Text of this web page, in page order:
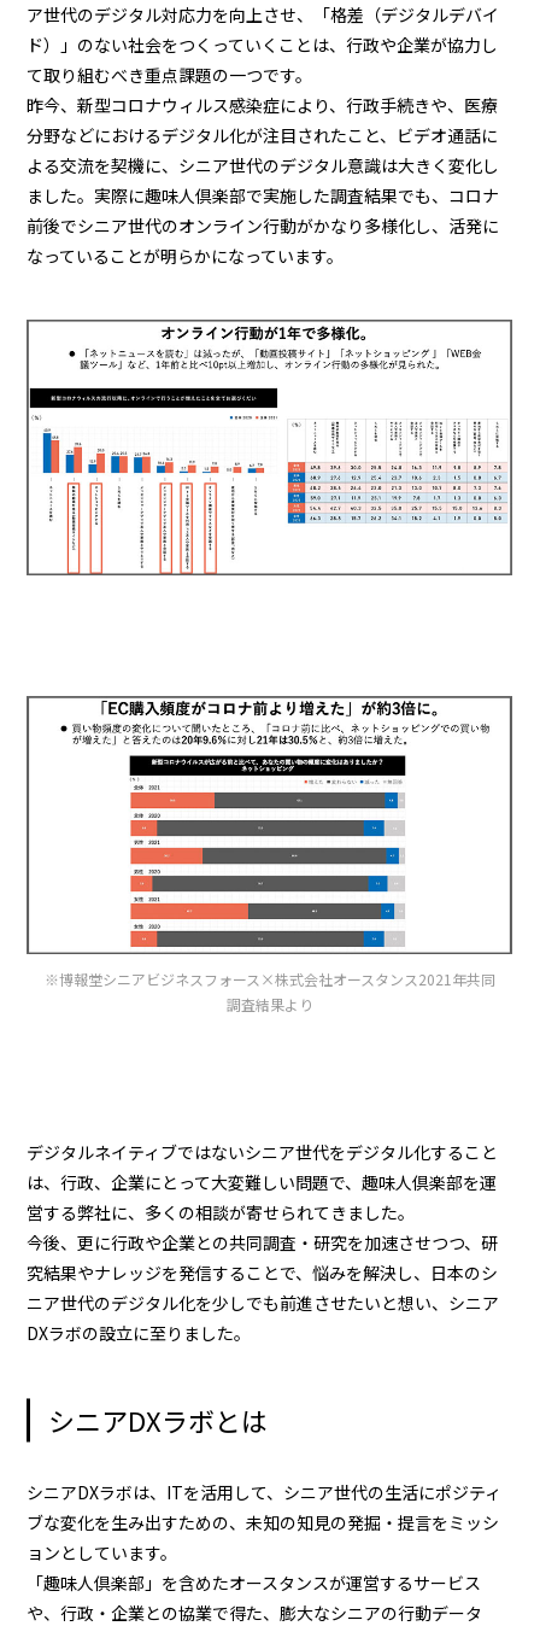
ア世代のデジタル対応力を向上させ、「格差（デジタルデバイ
ド）」のない社会をつくっていくことは、行政や企業が協力し
て取り組むべき重点課題の一つです。
昨今、新型コロナウィルス感染症により、行政手続きや、医療
分野などにおけるデジタル化が注目されたこと、ビデオ通話に
よる交流を契機に、シニア世代のデジタル意識は大きく変化し
ました。実際に趣味人倶楽部で実施した調査結果でも、コロナ
前後でシニア世代のオンライン行動がかなり多様化し、活発に
なっていることが明らかになっています。
※博報堂シニアビジネスフォース×株式会社オースタンス2021年共同
調査結果より
デジタルネイティブではないシニア世代をデジタル化すること
は、行政、企業にとって大変難しい問題で、趣味人倶楽部を運
営する弊社に、多くの相談が寄せられてきました。
今後、更に行政や企業との共同調査・研究を加速させつつ、研
究結果やナレッジを発信することで、悩みを解決し、日本のシ
ニア世代のデジタル化を少しでも前進させたいと想い、シニア
DXラボの設立に至りました。
シニアDXラボとは
シニアDXラボは、ITを活用して、シニア世代の生活にポジティ
ブな変化を生み出すための、未知の知見の発掘・提言をミッシ
ョンとしています。
「趣味人倶楽部」を含めたオースタンスが運営するサービス
や、行政・企業との協業で得た、膨大なシニアの行動データ